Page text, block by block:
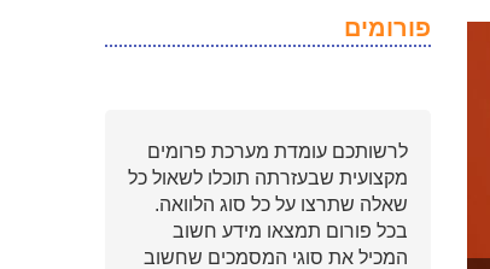
פורומים
לרשותכם עומדת מערכת פרומים
מקצועית שבעזרתה תוכלו לשאול כל
שאלה שתרצו על כל סוג הלוואה.
בכל פורום תמצאו מידע חשוב
המכיל את סוגי המסמכים שחשוב